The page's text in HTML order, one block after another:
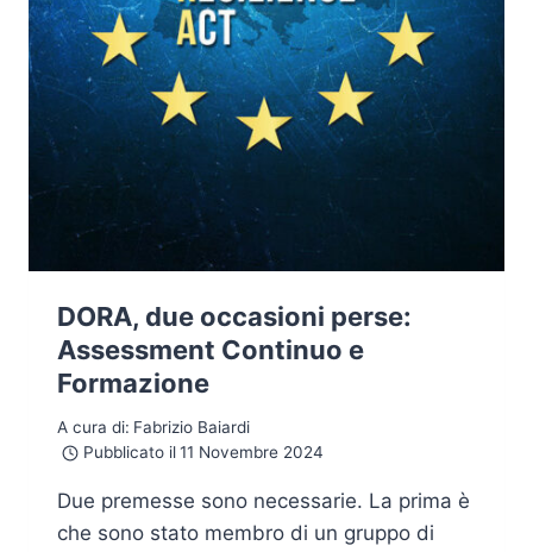
DORA, due occasioni perse:
Assessment Continuo e
Formazione
A cura di: Fabrizio Baiardi
Pubblicato il 11 Novembre 2024
Due premesse sono necessarie. La prima è
che sono stato membro di un gruppo di